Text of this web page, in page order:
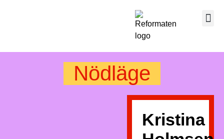
Nödläge
Kristina